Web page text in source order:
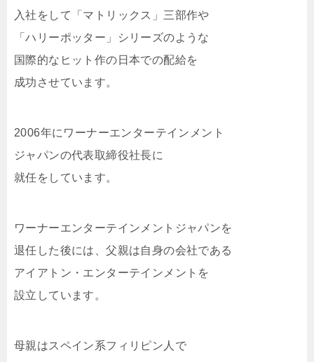
入社をして「マトリックス」三部作や
「ハリーポッター」シリーズのような
国際的なヒット作の日本での配給を
成功させています。
2006年にワーナーエンターテインメント
ジャパンの代表取締役社長に
就任をしています。
ワーナーエンターテインメントジャパンを
退任した後には、父親は自身の会社である
アイアトン・エンターテインメントを
設立しています。
母親はスペイン系フィリピン人で